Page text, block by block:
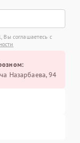
Вы соглашаетесь с
Назарбаева, 94